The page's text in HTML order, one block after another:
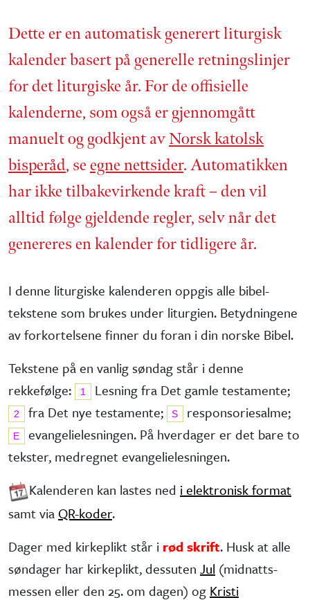
Dette er en automatisk generert liturgisk
kalender basert på generelle retnings­linjer
for det liturgiske år. For de offisielle
kalenderne, som også er gjennom­gått
manuelt og godkjent avNorsk katolsk
bisperåd, se egne nettsider. Automatikken
har ikke tilbake­virkende kraft – den vil
alltid følge gjeldende regler, selv når det
genereres en kalender for tidligere år.
I denne liturgiske kalenderen oppgis alle bibel­
tekstene som brukes under liturgien. Betydningene
av forkortelsene finner du foran i din norske Bibel.
Tekstene på en vanlig søndag står i denne
rekkefølge:
1 Lesning fra Det gamle testa­mente;
2 fra Det nye testa­mente; S responsorie­salme;
E
evangelie­lesningen. På hverdager er det bare to
tekster, medregnet evangelielesningen.
Kalenderen kan lastes ned i elektronisk format
samt via QR-koder.
Dager med kirkeplikt står i rød skrift. Husk at alle
søndager har kirke­plikt, dessuten Jul (midnatts­
messen eller den 25. om dagen) og Kristi